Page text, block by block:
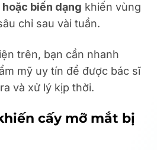
biến dạng khiến vùng
chỉ sau vài tuần.
trên, bạn cần nhanh
mỹ uy tín để được bác sĩ
và xử lý kịp thời.
cấy mỡ mắt bị